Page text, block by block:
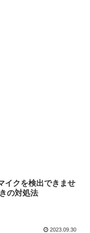
イクを検出できませ
の対処法
2023.09.30